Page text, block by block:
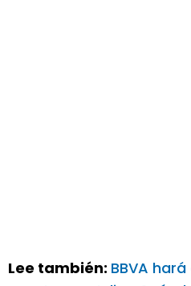
Lee también: BBVA